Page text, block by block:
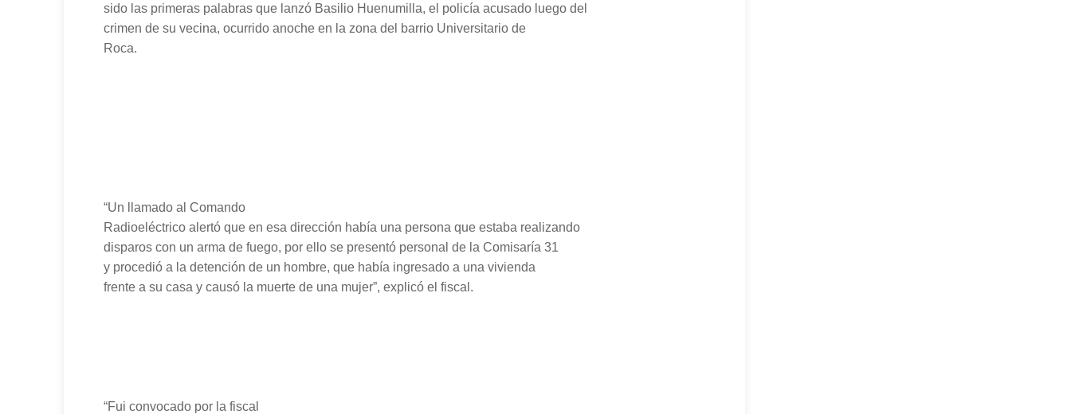
sido las primeras palabras que lanzó Basilio Huenumilla, el policía acusado luego del
crimen de su vecina, ocurrido anoche en la zona del barrio Universitario de
Roca.
“Un llamado al Comando
Radioeléctrico alertó que en esa dirección había una persona que estaba realizando
disparos con un arma de fuego, por ello se presentó personal de la Comisaría 31
y procedió a la detención de un hombre, que había ingresado a una vivienda
frente a su casa y causó la muerte de una mujer”, explicó el fiscal.
“Fui convocado por la fiscal